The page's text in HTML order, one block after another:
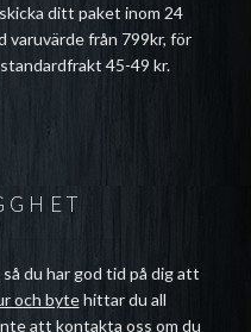
ditt paket inom 24
varuvärde från 799kr, för
45-49 kr.
du har god tid på dig att
och bytehittar du all
att kontakta oss om du